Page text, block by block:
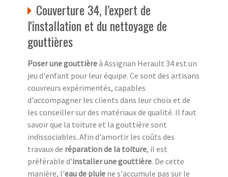
Couverture 34, l’expert de
l'installation et du nettoyage de
gouttières
Poser une gouttièreà Assignan Herault 34 est un
jeu d'enfant pour leur équipe. Ce sont des artisans
couvreurs expérimentés, capables
d'accompagner les clients dans leur choix et de
les conseiller sur des matériaux de qualité. Il faut
savoir que la toiture et la gouttière sont
indissociables. Afin d'amortir les coûts des
travaux de réparation de la toiture, il est
préférable d'installer une gouttière. De cette
manière, l'eau de pluie ne s'accumule pas sur le